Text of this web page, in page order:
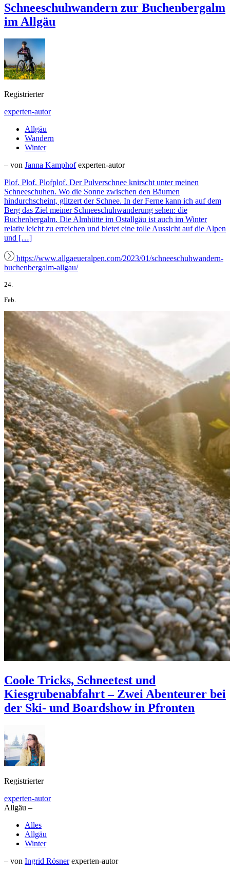
Schneeschuhwandern zur Buchenbergalm
im Allgäu
Registrierter
experten-autor
Allgäu
Wandern
Winter
– von Janna Kamphof experten-autor
Plof. Plof. Plofplof. Der Pulverschnee knirscht unter meinen
Schneeschuhen. Wo die Sonne zwischen den Bäumen
hindurchscheint, glitzert der Schnee. In der Ferne kann ich auf dem
Berg das Ziel meiner Schneeschuhwanderung sehen: die
Buchenbergalm. Die Almhütte im Ostallgäu ist auch im Winter
relativ leicht zu erreichen und bietet eine tolle Aussicht auf die Alpen
und […]
https://www.allgaeueralpen.com/2023/01/schneeschuhwandern-
buchenbergalm-allgau/
24.
Feb.
Coole Tricks, Schneetest und
Kiesgrubenabfahrt – Zwei Abenteurer bei
der Ski- und Boardshow in Pfronten
Registrierter
experten-autor
Allgäu –
Alles
Allgäu
Winter
– von Ingrid Rösner experten-autor